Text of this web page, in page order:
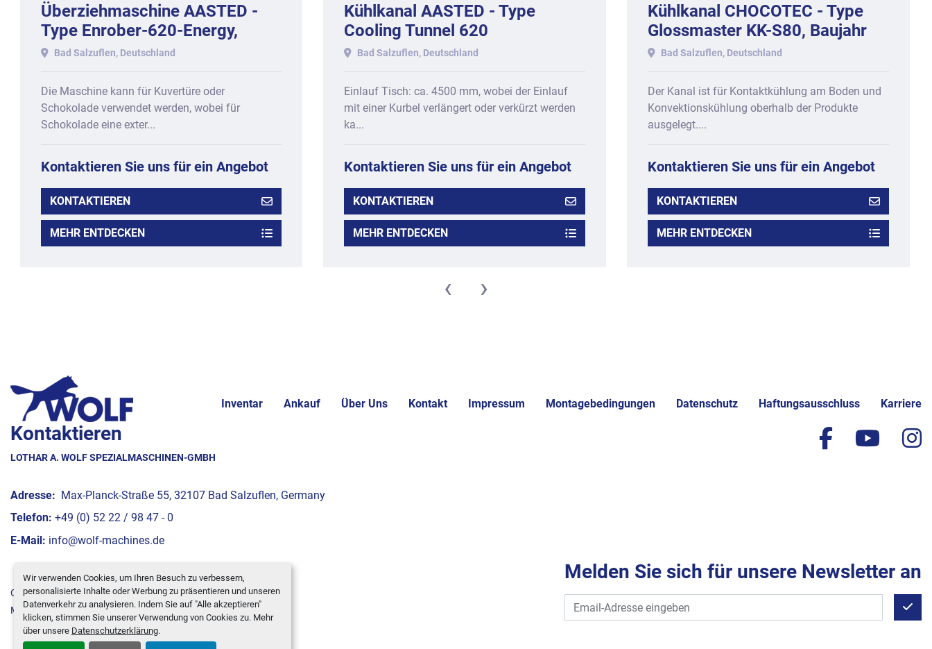
Wir verwenden Cookies, um Ihren Besuch zu verbessern,
personalisierte Inhalte oder Werbung zu präsentieren und unseren
Datenverkehr zu analysieren. Indem Sie auf "Alle akzeptieren"
klicken, stimmen Sie unserer Verwendung von Cookies zu. Mehr
über unsere Datenschutzerklärung.
Überziehmaschine AASTED -
Type Enrober-620-Energy,
Baujahr 2013
Bad Salzuflen, Deutschland
Die Maschine kann für Kuvertüre oder
Schokolade verwendet werden, wobei für
Schokolade eine exter...
Kontaktieren Sie uns für ein Angebot
KONTAKTIEREN
MEHR ENTDECKEN
Kühlkanal AASTED - Type
Cooling Tunnel 620
Bad Salzuflen, Deutschland
Einlauf Tisch: ca. 4500 mm, wobei der Einlauf
mit einer Kurbel verlängert oder verkürzt werden
ka...
Kontaktieren Sie uns für ein Angebot
KONTAKTIEREN
MEHR ENTDECKEN
Kühlkanal CHOCOTEC - Type
Glossmaster KK-S80, Baujahr
2005.
Bad Salzuflen, Deutschland
Der Kanal ist für Kontaktkühlung am Boden und
Konvektionskühlung oberhalb der Produkte
ausgelegt....
Kontaktieren Sie uns für ein Angebot
KONTAKTIEREN
MEHR ENTDECKEN
‹ ›
Inventar Ankauf Über Uns Kontakt Impressum Montagebedingungen Datenschutz Haftungsausschluss Karriere
Kontaktieren
LOTHAR A. WOLF SPEZIALMASCHINEN-GMBH
Adresse: Max-Planck-Straße 55, 32107 Bad Salzuflen, Germany
Telefon: +49 (0) 52 22 / 98 47 - 0
E-Mail: info@wolf-machines.de
Cookie-Einstellungen
Machinio System-Website vonMachinio
facebook
Melden Sie sich für unsere Newsletter an